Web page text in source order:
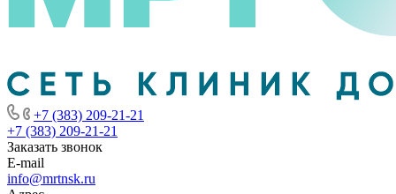
+7 (383) 209-21-21
+7 (383) 209-21-21
Заказать звонок
E-mail
info@mrtnsk.ru